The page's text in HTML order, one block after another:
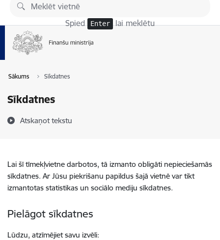
Pāriet uz lapas saturu
Spied Enter lai meklētu
Sākums Sīkdatnes
Sīkdatnes
Atskaņot tekstu
Lai šī tīmekļvietne darbotos, tā izmanto obligāti nepieciešamās
sīkdatnes. Ar Jūsu piekrišanu papildus šajā vietnē var tikt
izmantotas statistikas un sociālo mediju sīkdatnes.
Pielāgot sīkdatnes
Lūdzu, atzīmējiet savu izvēli: